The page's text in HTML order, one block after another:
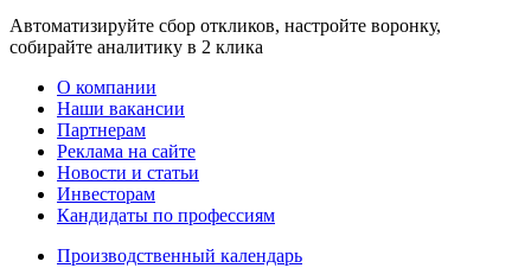
Автоматизируйте сбор откликов, настройте воронку,
собирайте аналитику в 2 клика
О компании
Наши вакансии
Партнерам
Реклама на сайте
Новости и статьи
Инвесторам
Кандидаты по профессиям
Производственный календарь